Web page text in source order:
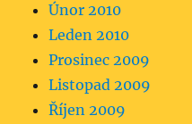
Únor 2010
Leden 2010
Prosinec 2009
Listopad 2009
Říjen 2009